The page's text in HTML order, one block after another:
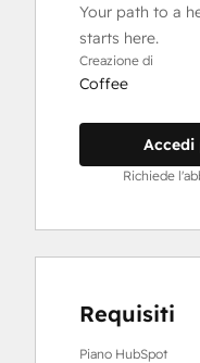
Your path to a
starts here.
Creazione di
Coffee
Accedi
Richiede
Requisiti
Piano HubSpot